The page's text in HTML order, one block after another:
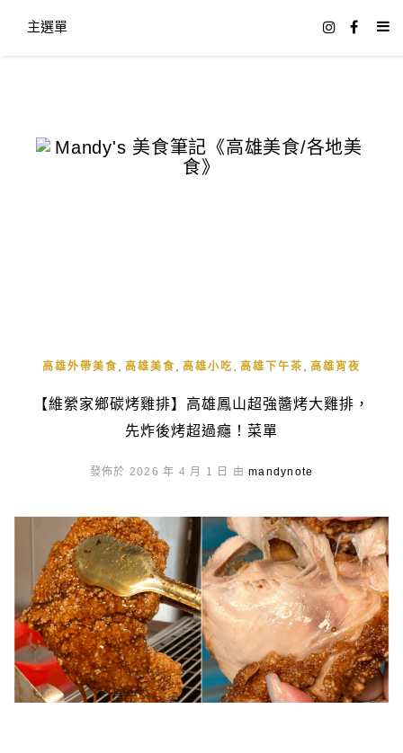
主選單
高雄外帶美食 高雄美食 高雄小吃 高雄下午茶 高雄宵夜
【維縈家鄉碳烤雞排】高雄鳳山超強醬烤大雞排，
先炸後烤超過癮！菜單
發佈於 2026 年 4 月 1 日 由 mandynote